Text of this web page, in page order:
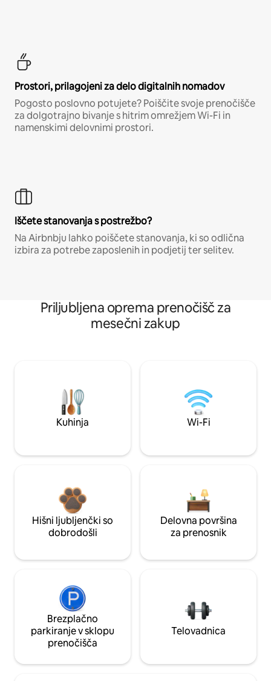
Prostori, prilagojeni za delo digitalnih nomadov
Pogosto poslovno potujete? Poiščite svoje prenočišče
za dolgotrajno bivanje s hitrim omrežjem Wi-Fi in
namenskimi delovnimi prostori.
Iščete stanovanja s postrežbo?
Na Airbnbju lahko poiščete stanovanja, ki so odlična
izbira za potrebe zaposlenih in podjetij ter selitev.
Priljubljena oprema prenočišč za
mesečni zakup
Kuhinja Wi-Fi
Hišni ljubljenčki so
dobrodošli
Delovna površina
za prenosnik
Brezplačno
parkiranje v sklopu
prenočišča
Telovadnica